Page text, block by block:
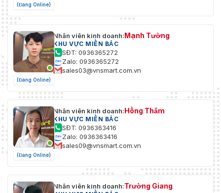
(Đang Online)
(Đang Online)
Nhân viên kinh doanh:Mạnh Tường
KHU VỰC MIỀN BẮC
SĐT: 0936365272
Zalo: 0936365272
sales03@vnsmart.com.vn
(Đang Online)
Nhân viên kinh doanh:Hồng Thắm
KHU VỰC MIỀN BẮC
SĐT: 0936363416
Zalo: 0936363416
sales09@vnsmart.com.vn
Nhân viên kinh doanh:Trường Giang